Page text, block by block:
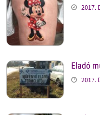
2017.
Eladó
2017.